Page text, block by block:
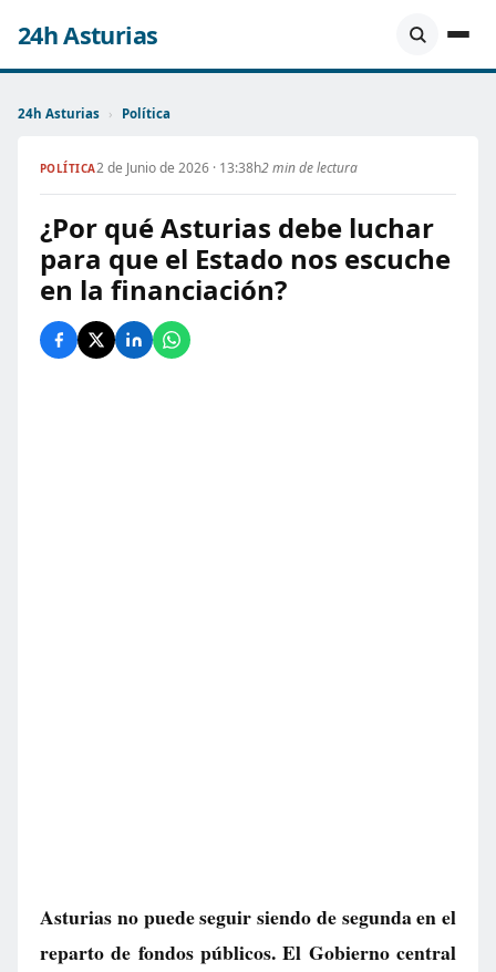
24h Asturias
24h Asturias › Política
POLÍTICA2 de Junio de 2026 · 13:38h2 min de lectura
¿Por qué Asturias debe luchar
para que el Estado nos escuche
en la financiación?
Asturias no puede seguir siendo de segunda en el
reparto de fondos públicos. El Gobierno central